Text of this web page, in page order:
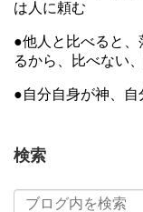
は人に頼む
●他人と比べると
るから、比べない
●自分自身が神、自
検索